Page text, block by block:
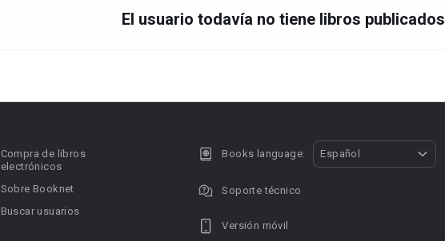
El usuario todavía no tiene libros publicados
Compra de libros
electrónicos
Sobre Booknet
Buscar usuarios
Books language: Español
Soporte técnico
Versión móvil